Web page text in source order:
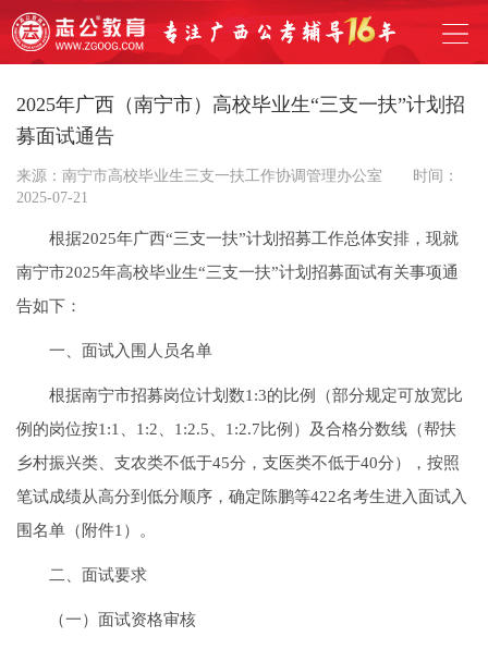
2025年广西（南宁市）高校毕业生“三支一扶”计划招
募面试通告
来源：南宁市高校毕业生三支一扶工作协调管理办公室
时间：
2025-07-21
根据2025年广西“三支一扶”计划招募工作总体安排，现就
南宁市2025年高校毕业生“三支一扶”计划招募面试有关事项通
告如下：
一、面试入围人员名单
根据南宁市招募岗位计划数1:3的比例（部分规定可放宽比
例的岗位按1:1、1:2、1:2.5、1:2.7比例）及合格分数线（帮扶
乡村振兴类、支农类不低于45分，支医类不低于40分），按照
笔试成绩从高分到低分顺序，确定陈鹏等422名考生进入面试入
围名单（附件1）。
二、面试要求
（一）面试资格审核